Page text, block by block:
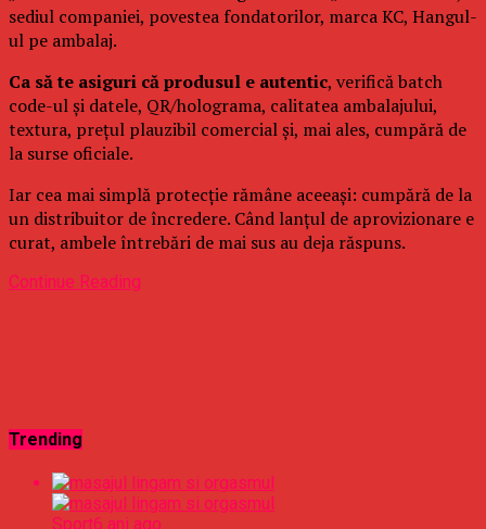
sediul companiei, povestea fondatorilor, marca KC, Hangul-
ul pe ambalaj.
Ca să te asiguri că produsul e autentic, verifică batch
code-ul și datele, QR/holograma, calitatea ambalajului,
textura, prețul plauzibil comercial și, mai ales, cumpără de
la surse oficiale.
Iar cea mai simplă protecție rămâne aceeași: cumpără de la
un distribuitor de încredere. Când lanțul de aprovizionare e
curat, ambele întrebări de mai sus au deja răspuns.
Continue Reading
Trending
Sport6 ani ago